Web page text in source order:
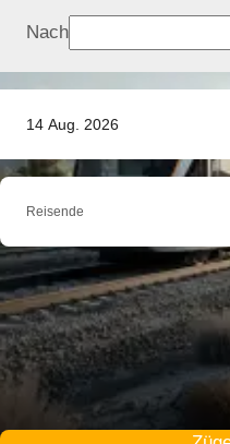
14 Aug. 2026
Nach
Reisende